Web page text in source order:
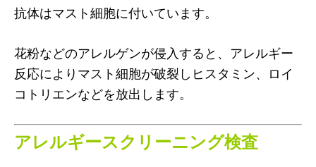
抗体はマスト細胞に付いています。
花粉などのアレルゲンが侵入すると、アレルギー
反応によりマスト細胞が破裂しヒスタミン、ロイ
コトリエンなどを放出します。
アレルギースクリーニング検査